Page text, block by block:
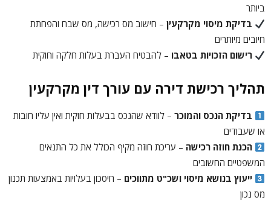
ביותר
בדיקת מיסוי מקרקעין – חישוב מס רכישה, מס שבח והפחתת
חיובים מיותרים
רישום הזכויות בטאבו – להבטיח העברת בעלות חלקה וחוקית
תהליך רכישת דירה עם עורך דין מקרקעין
בדיקת הנכס והמוכר – לוודא שהנכס בבעלות חוקית ואין עליו חובות
או שעבודים
הכנת חוזה רכישה – עריכת חוזה מקיף הכולל את כל התנאים
המשפטיים החשובים
ייעוץ בנושא מיסוי ושכ"ט מתווכים – חיסכון בעלויות באמצעות תכנון
מס נכון